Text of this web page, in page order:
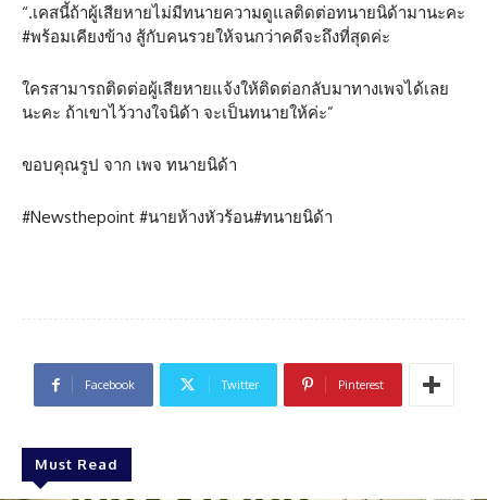
“.เคสนี้ถ้าผู้เสียหายไม่มีทนายความดูแลติดต่อทนายนิด้ามานะคะ
#พร้อมเคียงข้าง สู้กับคนรวยให้จนกว่าคดีจะถึงที่สุดค่ะ
ใครสามารถติดต่อผู้เสียหายแจ้งให้ติดต่อกลับมาทางเพจได้เลย
นะคะ ถ้าเขาไว้วางใจนิด้า จะเป็นทนายให้ค่ะ”
ขอบคุณรูป จาก เพจ ทนายนิด้า
#Newsthepoint #นายห้างหัวร้อน#ทนายนิด้า
Facebook Twitter Pinterest
Must Read